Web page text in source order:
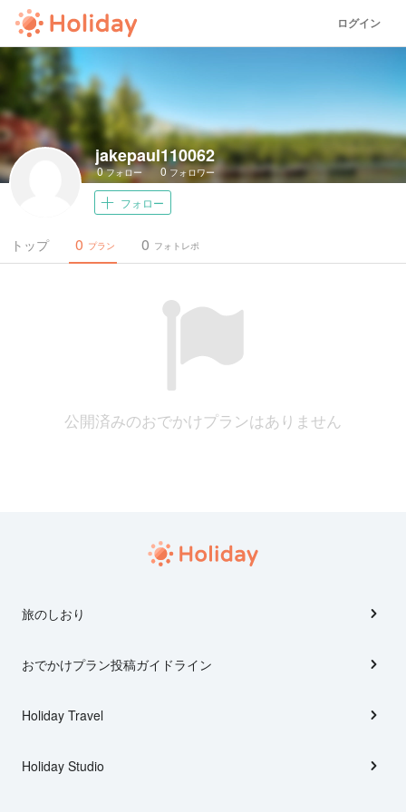
ログイン
jakepaul110062
0フォロー 0 フォロワー
フォロー
トップ プラン
0 フォトレポ
0
公開済みのおでかけプランはありません
旅のしおり
おでかけプラン投稿ガイドライン
Holiday Travel
Holiday Studio